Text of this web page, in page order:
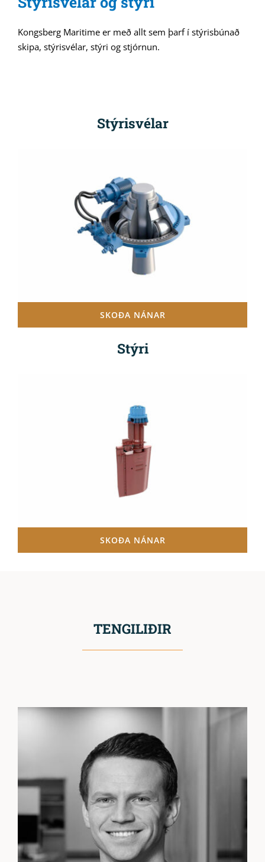
Kongsberg Maritime er með allt sem þarf í stýrisbúnað
skipa, stýrisvélar, stýri og stjórnun.
Stýrisvélar
SKOÐA NÁNAR
Stýri
SKOÐA NÁNAR
TENGILIÐIR